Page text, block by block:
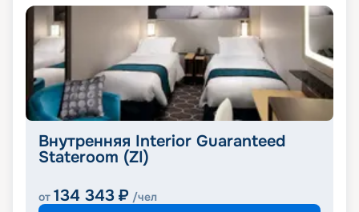
Внутренняя Interior Guaranteed
Stateroom (ZI)
от 134 343 ₽ /чел